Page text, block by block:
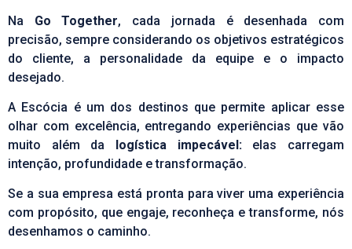
Na Go Together, cada jornada é desenhada com
precisão, sempre considerando os objetivos estratégicos
do cliente, a personalidade da equipe e o impacto
desejado.
A Escócia é um dos destinos que permite aplicar esse
olhar com excelência, entregando experiências que vão
muito além da logística impecável:elas carregam
intenção, profundidade e transformação.
Se a sua empresa está pronta para viver uma experiência
com propósito, que engaje, reconheça e transforme, nós
desenhamos o caminho.